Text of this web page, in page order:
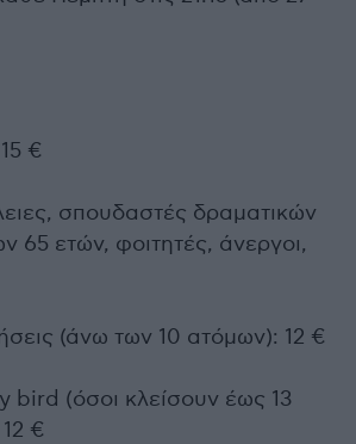
€
σπουδαστές δραματικών
65 ετών, φοιτητές, άνεργοι,
(άνω των 10 ατόμων): 12 €
bird (όσοι κλείσουν έως 13
€